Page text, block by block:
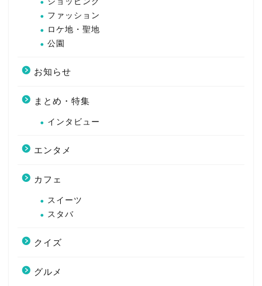
ファッション
ロケ地・聖地
公園
お知らせ
まとめ・特集
インタビュー
エンタメ
カフェ
スイーツ
スタバ
クイズ
グルメ